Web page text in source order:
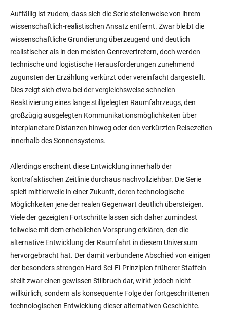
Auffällig ist zudem, dass sich die Serie stellenweise von ihrem
wissenschaftlich-realistischen Ansatz entfernt. Zwar bleibt die
wissenschaftliche Grundierung überzeugend und deutlich
realistischer als in den meisten Genrevertretern, doch werden
technische und logistische Herausforderungen zunehmend
zugunsten der Erzählung verkürzt oder vereinfacht dargestellt.
Dies zeigt sich etwa bei der vergleichsweise schnellen
Reaktivierung eines lange stillgelegten Raumfahrzeugs, den
großzügig ausgelegten Kommunikationsmöglichkeiten über
interplanetare Distanzen hinweg oder den verkürzten Reisezeiten
innerhalb des Sonnensystems.
Allerdings erscheint diese Entwicklung innerhalb der
kontrafaktischen Zeitlinie durchaus nachvollziehbar. Die Serie
spielt mittlerweile in einer Zukunft, deren technologische
Möglichkeiten jene der realen Gegenwart deutlich übersteigen.
Viele der gezeigten Fortschritte lassen sich daher zumindest
teilweise mit dem erheblichen Vorsprung erklären, den die
alternative Entwicklung der Raumfahrt in diesem Universum
hervorgebracht hat. Der damit verbundene Abschied von einigen
der besonders strengen Hard-Sci-Fi-Prinzipien früherer Staffeln
stellt zwar einen gewissen Stilbruch dar, wirkt jedoch nicht
willkürlich, sondern als konsequente Folge der fortgeschrittenen
technologischen Entwicklung dieser alternativen Geschichte.